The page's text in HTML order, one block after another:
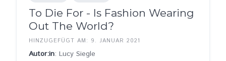
To Die For - Is Fashion Wearing
Out The World?
HINZUGEFÜGT AM: 9. JANUAR 2021
Autor:in: Lucy Siegle